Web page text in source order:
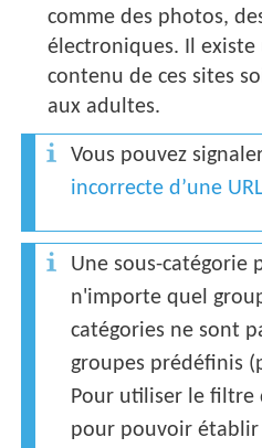
comme des photos,
électroniques. Il
contenu de ces sites
aux adultes.
Vous pouvez
incorrecte d’une URL
Une sous-catégorie
n'importe quel
catégories ne sont
groupes prédéfinis
Pour utiliser le filtre
pour pouvoir établir